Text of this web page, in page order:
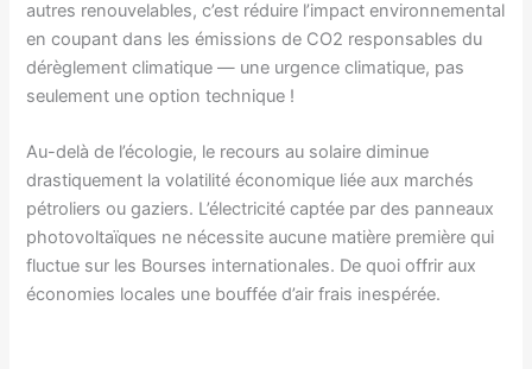
autres renouvelables, c’est réduire l’impact environnemental
en coupant dans les émissions de CO2 responsables du
dérèglement climatique — une urgence climatique, pas
seulement une option technique !
Au-delà de l’écologie, le recours au solaire diminue
drastiquement la volatilité économique liée aux marchés
pétroliers ou gaziers. L’électricité captée par des panneaux
photovoltaïques ne nécessite aucune matière première qui
fluctue sur les Bourses internationales. De quoi offrir aux
économies locales une bouffée d’air frais inespérée.